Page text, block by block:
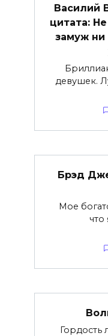
Василий
цитата:
замуж ни
девушек.
Брэд
Мое
что
Гордость